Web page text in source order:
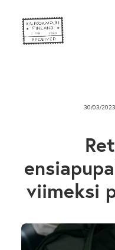
30/03/2023
viimeksi